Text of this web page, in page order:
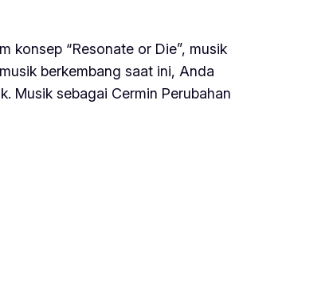
konsep “Resonate or Die”, musik
berkembang saat ini, Anda
Musik sebagai Cermin Perubahan